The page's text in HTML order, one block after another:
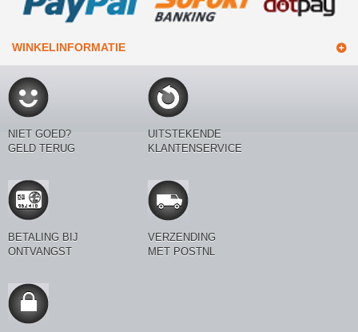
WINKELINFORMATIE
NIET GOED?
GELD TERUG
UITSTEKENDE
KLANTENSERVICE
BETALING BIJ
ONTVANGST
VERZENDING
MET POSTNL